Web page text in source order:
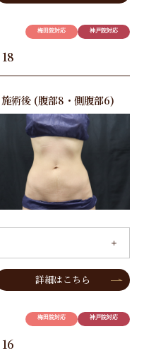
梅田院対応 神戸院対応
施術後 (腹部8・側腹部6)
詳細はこちら
梅田院対応 神戸院対応